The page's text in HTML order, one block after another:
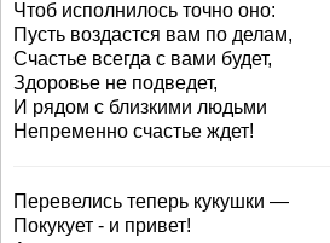
Чтоб исполнилось точно оно:
Пусть воздастся вам по делам,
Счастье всегда с вами будет,
Здоровье не подведет,
И рядом с близкими людьми
Непременно счастье ждет!
Перевелись теперь кукушки —
Покукует - и привет!